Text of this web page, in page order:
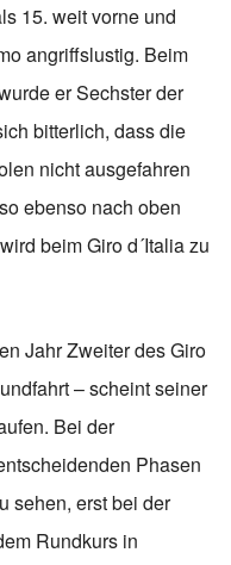
15. weit vorne und
angriffslustig. Beim
er Sechster der
bitterlich, dass die
nicht ausgefahren
ebenso nach oben
beim Giro d´Italia zu
Jahr Zweiter des Giro
– scheint seiner
Bei der
Phasen
sehen, erst bei der
Rundkurs in